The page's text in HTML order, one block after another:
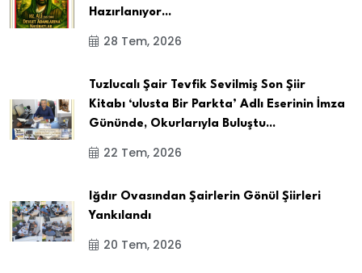
Hazırlanıyor...
28 Tem, 2026
Tuzlucalı Şair Tevfik Sevilmiş Son Şiir
Kitabı ‘ulusta Bir Parkta’ Adlı Eserinin İmza
Gününde, Okurlarıyla Buluştu...
22 Tem, 2026
Iğdır Ovasından Şairlerin Gönül Şiirleri
Yankılandı
20 Tem, 2026